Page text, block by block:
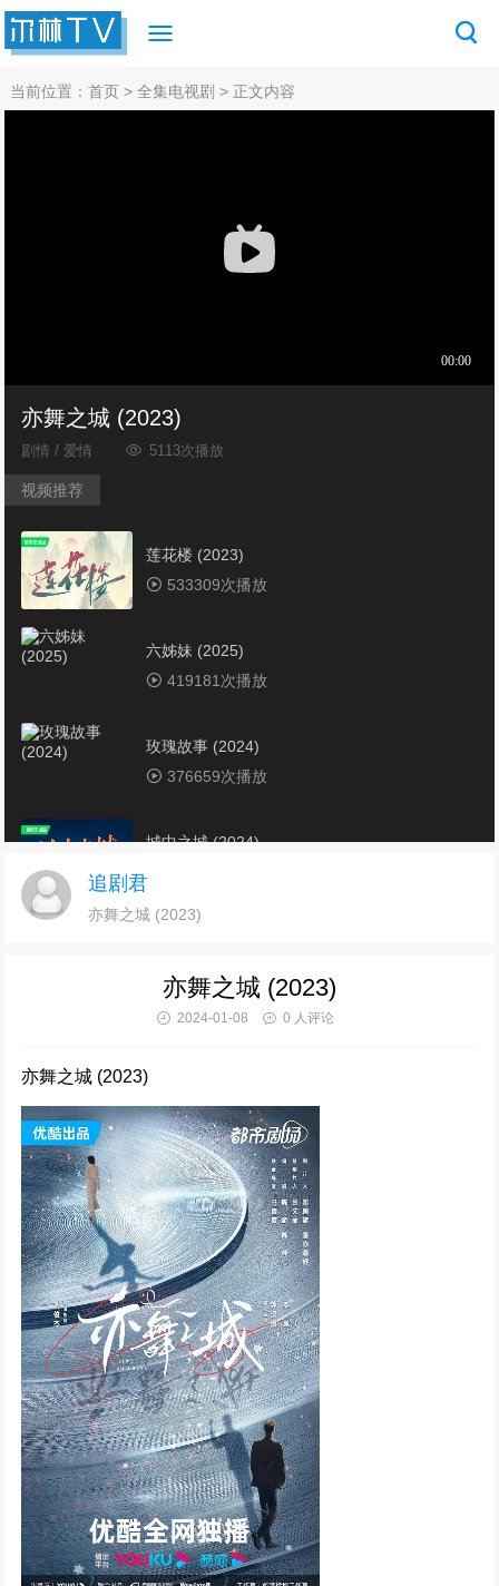
当前位置：首页 >全集电视剧 > 正文内容
亦舞之城 (2023)
剧情 / 爱情 5113次播放
视频推荐
莲花楼 (2023)
533309次播放
六姊妹 (2025)
419181次播放
玫瑰故事 (2024)
376659次播放
城中之城 (2024)
惜花芷 (2024)
320402次播放
清明上河图密码 (2024)
310117次播放
难哄 (2024)
294480次播放
执笔 (2024)
291777次播放
惊弦 (2024)
253545次播放
追剧君
亦舞之城 (2023)
亦舞之城 (2023)
2024-01-08 0 人评论
亦舞之城 (2023)